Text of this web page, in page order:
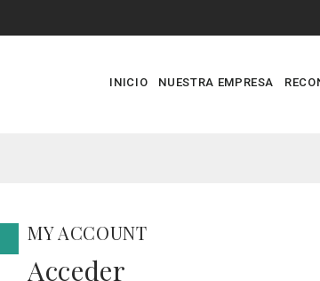
INICIO NUESTRA EMPRESA
MY ACCOUNT
Acceder